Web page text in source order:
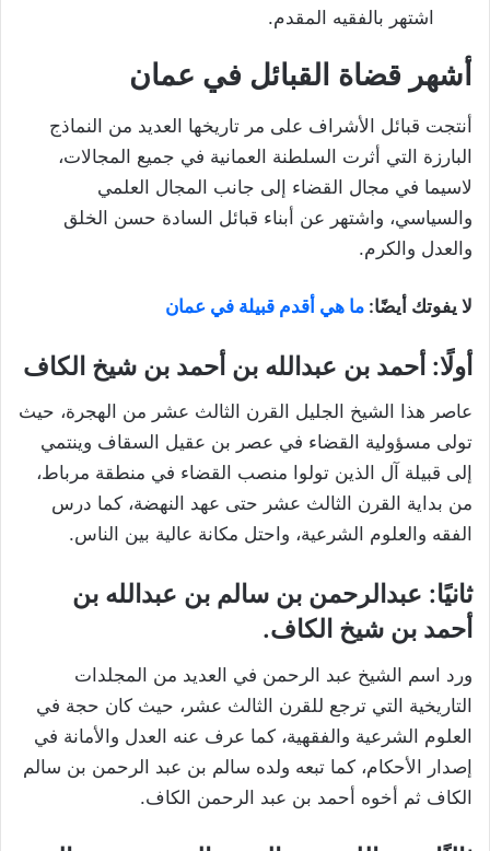
اشتهر بالفقيه المقدم.
أشهر قضاة القبائل في عمان
أنتجت قبائل الأشراف على مر تاريخها العديد من النماذج
البارزة التي أثرت السلطنة العمانية في جميع المجالات،
لاسيما في مجال القضاء إلى جانب المجال العلمي
والسياسي، واشتهر عن أبناء قبائل السادة حسن الخلق
والعدل والكرم.
لا يفوتك أيضًا: ما هي أقدم قبيلة في عمان
أولًا: أحمد بن عبدالله بن أحمد بن شيخ الكاف
عاصر هذا الشيخ الجليل القرن الثالث عشر من الهجرة، حيث
تولى مسؤولية القضاء في عصر بن عقيل السقاف وينتمي
إلى قبيلة آل الذين تولوا منصب القضاء في منطقة مرباط،
من بداية القرن الثالث عشر حتى عهد النهضة، كما درس
الفقه والعلوم الشرعية، واحتل مكانة عالية بين الناس.
ثانيًا: عبدالرحمن بن سالم بن عبدالله بن
أحمد بن شيخ الكاف.
ورد اسم الشيخ عبد الرحمن في العديد من المجلدات
التاريخية التي ترجع للقرن الثالث عشر، حيث كان حجة في
العلوم الشرعية والفقهية، كما عرف عنه العدل والأمانة في
إصدار الأحكام، كما تبعه ولده سالم بن عبد الرحمن بن سالم
الكاف ثم أخوه أحمد بن عبد الرحمن الكاف.